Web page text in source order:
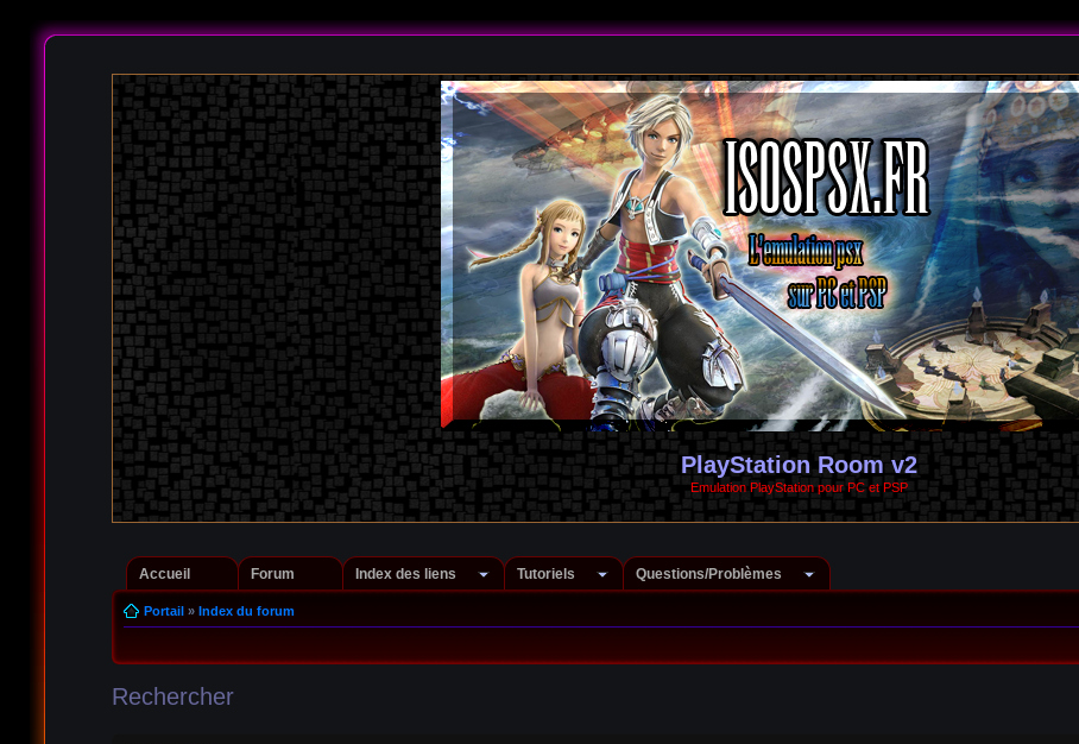
PlayStation Room v2
Emulation PlayStation pour PC et PSP
Accueil Forum Index des liens Tutoriels Questions/Problèmes
Portail» Index du forum
Rechercher